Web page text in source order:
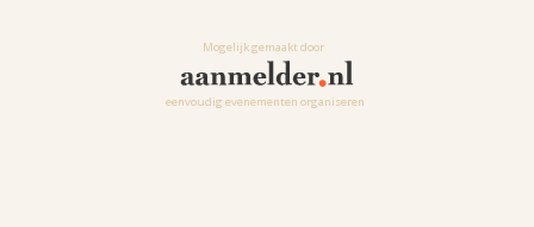
Mogelijk gemaakt door
eenvoudig evenementen organiseren